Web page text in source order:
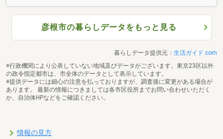
彦根市の暮らしデータをもっと見る
暮らしデータ提供元： 生活ガイド.com
※行政機関により公表していない地域及びデータがございます。東京23区以外
の政令指定都市は、市全体のデータとして表示しています。
※提供データには細心の注意を払っておりますが、調査後に変更がある場合が
あります。 最新の情報につきましては各市区役所までお問い合わせいただく
か、自治体HPなどをご確認ください。
情報の見方